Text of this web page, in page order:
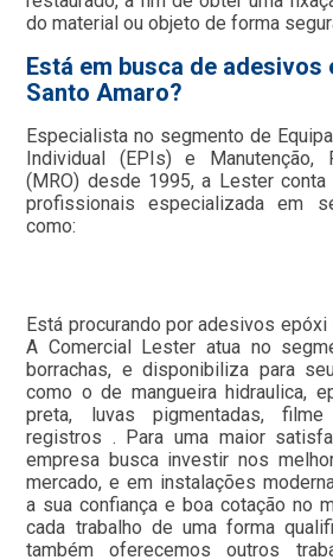
do material ou objeto de forma
Está em busca de
Santo Amaro?
Especialista no segmento de
Individual (EPIs) e Manutenção,
(MRO) desde 1995, a Lester
profissionais especializada em
como:
Está procurando por adesivos epóxi
A Comercial Lester atua no
borrachas, e disponibiliza para
como o de mangueira hidraulica,
preta, luvas pigmentadas,
registros . Para uma maior
empresa busca investir nos
mercado, e em instalações
a sua confiança e boa cotação no
cada trabalho de uma forma
também oferecemos outros